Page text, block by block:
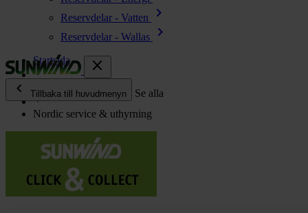
Reservdelar - Vatten chevron_right
Reservdelar - Wallas
chevron_right
close
chevron_left
Tillbaka till huvudmenyn Se alla
chevron_right
Kök & Gasol chevron_right
Värme chevron_right
Vatten chevron_right
Startsida
Nordic service & uthyrning